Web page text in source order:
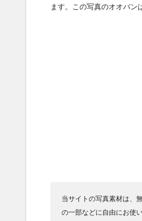
ます。この写真のオオバン
当サイトの写真素材は、
の一部などに自由にお使